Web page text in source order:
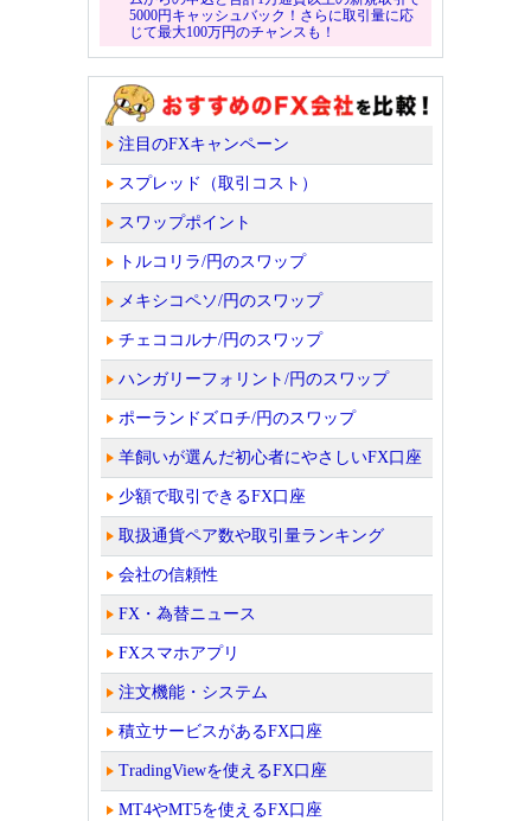
5000円キャッシュバック！さらに取引量に応
じて最大100万円のチャンスも！
注目のFXキャンペーン
スプレッド（取引コスト）
スワップポイント
トルコリラ/円のスワップ
メキシコペソ/円のスワップ
チェココルナ/円のスワップ
ハンガリーフォリント/円のスワップ
ポーランドズロチ/円のスワップ
羊飼いが選んだ初心者にやさしいFX口座
少額で取引できるFX口座
取扱通貨ペア数や取引量ランキング
会社の信頼性
FX・為替ニュース
FXスマホアプリ
注文機能・システム
積立サービスがあるFX口座
TradingViewを使えるFX口座
MT4やMT5を使えるFX口座